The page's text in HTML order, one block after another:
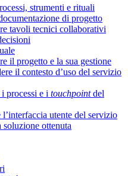
strumenti e rituali
di progetto
tavoli tecnici collaborativi
il progetto e la sua gestione
il contesto d’uso del servizio
processi e i touchpointdel
utente del servizio
ottenuta